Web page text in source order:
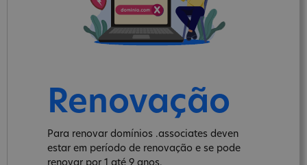
Renovação
Para renovar domínios .associates deven
estar em período de renovação e se pode